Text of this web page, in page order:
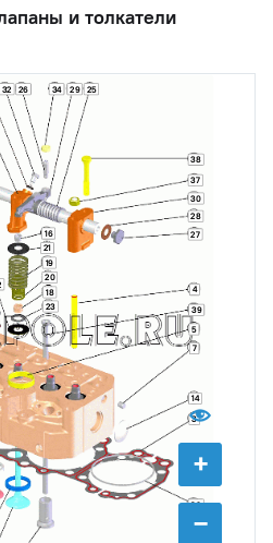
и толкатели
+
−
3
4
5
7
14
16
18
19
20
21
23
25
26
27
28
29
30
32 34
36
37
38
39